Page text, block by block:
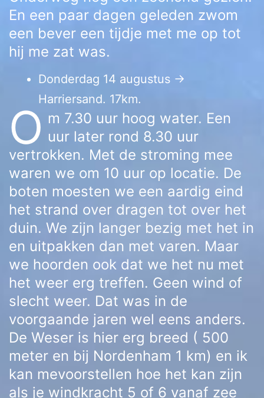
En een paar dagen geleden zwom
een bever een tijdje met me op tot
hij me zat was.
Donderdag 14 augustus →
Harriersand. 17km.
O m 7.30 uur hoog water. Een
uur later rond 8.30 uur
vertrokken. Met de stroming mee
waren we om 10 uur op locatie. De
boten moesten we een aardig eind
het strand over dragen tot over het
duin. We zijn langer bezig met het in
en uitpakken dan met varen. Maar
we hoorden ook dat we het nu met
het weer erg treffen. Geen wind of
slecht weer. Dat was in de
voorgaande jaren wel eens anders.
De Weser is hier erg breed ( 500
meter en bij Nordenham 1 km) en ik
kan mevoorstellen hoe het kan zijn
als je windkracht 5 of 6 vanaf zee